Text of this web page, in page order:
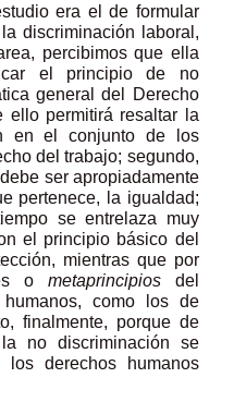
era el de formular
discriminación laboral,
percibimos que ella
el principio de no
general del Derecho
ello permitirá resaltar la
en el conjunto de los
del trabajo; segundo,
ser apropiadamente
pertenece, la igualdad;
se entrelaza muy
el principio básico del
mientras que por
o metaprincipiosdel
como los de
finalmente, porque de
no discriminación se
derechos humanos